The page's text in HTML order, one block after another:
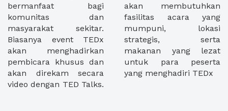
bermanfaat bagi
komunitas dan
masyarakat sekitar.
Biasanya event TEDx
akan menghadirkan
pembicara khusus dan
akan direkam secara
video dengan TED Talks.
akan membutuhkan
fasilitas acara yang
mumpuni, lokasi
strategis, serta
makanan yang lezat
untuk para peserta
yang menghadiri TEDx